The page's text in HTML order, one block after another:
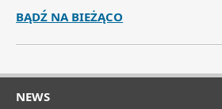
BĄDŹ NA BIEŻĄCO
NEWS